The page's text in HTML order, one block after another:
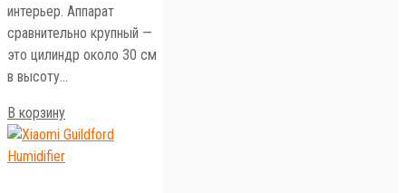
интерьер. Аппарат
сравнительно крупный —
это цилиндр около 30 см
в высоту…
В корзину